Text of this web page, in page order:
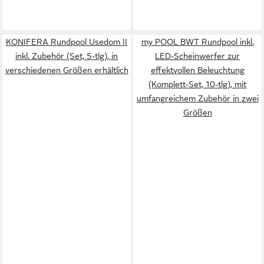
KONIFERA Rundpool Usedom II
inkl. Zubehör (Set, 5-tlg), in
verschiedenen Größen erhältlich
my POOL BWT Rundpool inkl.
LED-Scheinwerfer zur
effektvollen Beleuchtung
(Komplett-Set, 10-tlg), mit
umfangreichem Zubehör in zwei
Größen